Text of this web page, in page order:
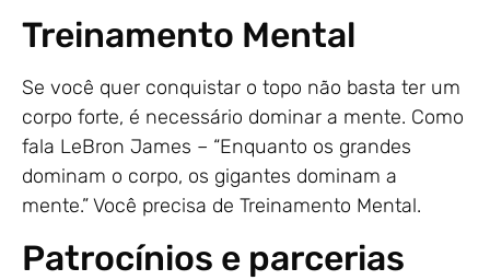
Treinamento Mental
Se você quer conquistar o topo não basta ter um
corpo forte, é necessário dominar a mente. Como
fala LeBron James – “Enquanto os grandes
dominam o corpo, os gigantes dominam a
mente.” Você precisa de Treinamento Mental.
Patrocínios e parcerias